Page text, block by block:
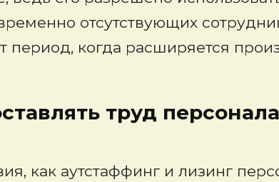
отсутствующих
период, когда расширяется
труд
как аутстаффинг и лизинг